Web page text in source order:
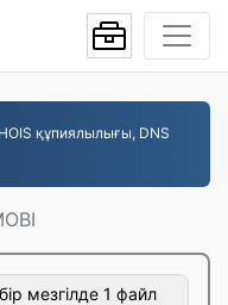
құпиялылығы, DNS
мезгілде 1 файл